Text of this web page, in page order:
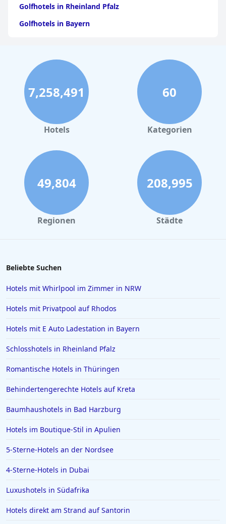
Golfhotels in Rheinland Pfalz
Golfhotels in Bayern
Golfhotels in der Toskana
Golfhotels in Oberstaufen
Golfhotels in Salzburg
Golfhotels in Munster
Golfhotels in Portugal
Golfhotels in Dubai
Golfhotels in Marbella
Golfhotels auf Sardinien
7,258,491
Hotels
60
Kategorien
49,804
Regionen
208,995
Städte
Beliebte Suchen
Hotels mit Whirlpool im Zimmer in NRW
Hotels mit Privatpool auf Rhodos
Hotels mit E Auto Ladestation in Bayern
Schlosshotels in Rheinland Pfalz
Romantische Hotels in Thüringen
Behindertengerechte Hotels auf Kreta
Baumhaushotels in Bad Harzburg
Hotels im Boutique-Stil in Apulien
5-Sterne-Hotels an der Nordsee
4-Sterne-Hotels in Dubai
Luxushotels in Südafrika
Hotels direkt am Strand auf Santorin